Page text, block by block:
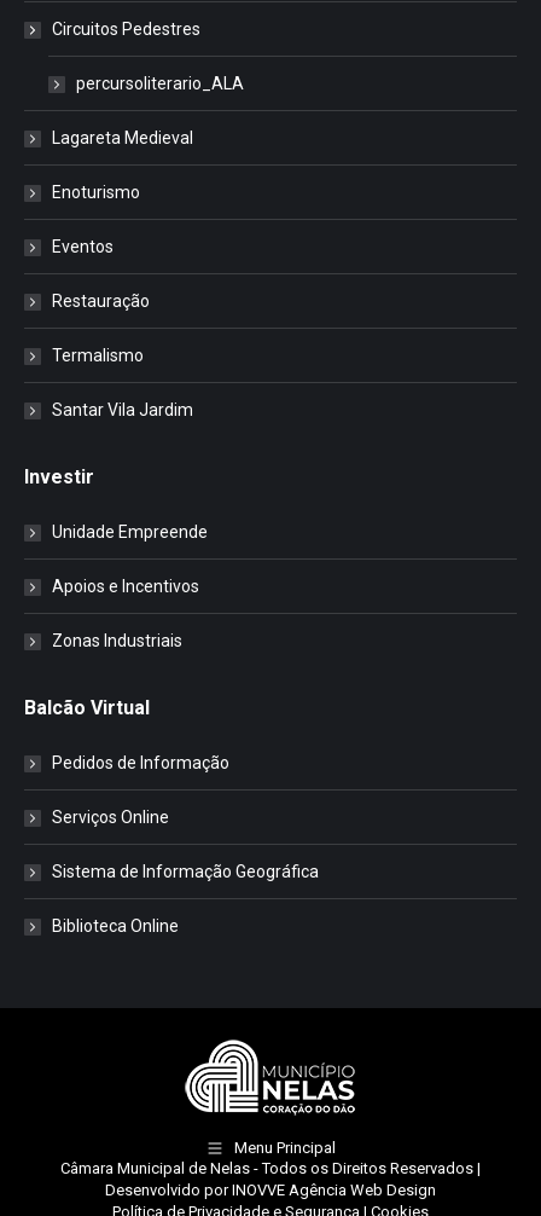
Circuitos Pedestres
percursoliterario_ALA
Lagareta Medieval
Enoturismo
Eventos
Restauração
Termalismo
Santar Vila Jardim
Investir
Unidade Empreende
Apoios e Incentivos
Zonas Industriais
Balcão Virtual
Pedidos de Informação
Serviços Online
Sistema de Informação Geográfica
Biblioteca Online
Menu Principal
Câmara Municipal de Nelas - Todos os Direitos Reservados |
Desenvolvido porINOVVE Agência Web Design
Política de Privacidade e Segurança | Cookies